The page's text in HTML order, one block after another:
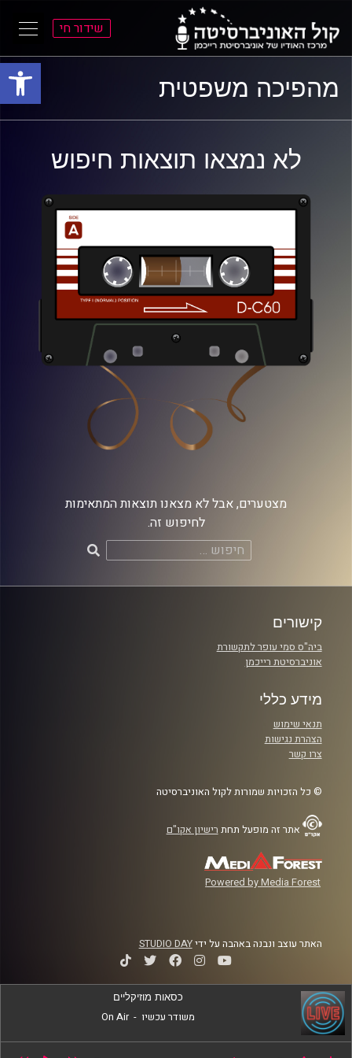
פתח
התפריט
הראשי
התוכן
הראשי
שידור חי
מהפיכה משפטית
לא נמצאו תוצאות חיפוש
מצטערים, אבל לא מצאנו תוצאות המתאימות
לחיפוש זה.
חיפוש:
קישורים
ביה"ס סמי עופר לתקשורת
אוניברסיטת רייכמן
מידע כללי
תנאי שימוש
הצהרת נגישות
צרו קשר
© כל הזכויות שמורות לקול האוניברסיטה
אתר זה מופעל תחת רישיון אקו"ם
Powered by Media Forest
האתר עוצב ונבנה באהבה על ידיSTUDIO DAY
כסאות מוזיקליים
משודר עכשיו -
On Air